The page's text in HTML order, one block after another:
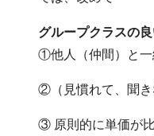
グループクラスの
①他人（仲間）と一
②（見慣れて、聞き
③ 原則的に単価が